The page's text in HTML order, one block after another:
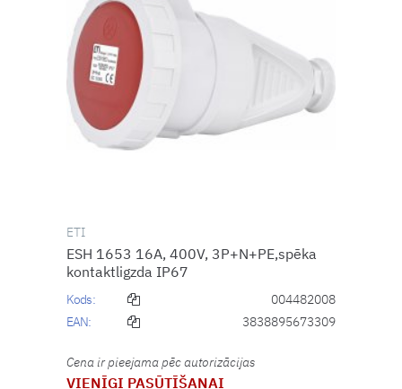
ETI
ESH 1653 16A, 400V, 3P+N+PE,spēka
kontaktligzda IP67
Kods:
004482008
EAN:
3838895673309
Cena ir pieejama pēc autorizācijas
VIENĪGI PASŪTĪŠANAI